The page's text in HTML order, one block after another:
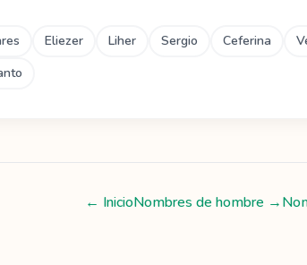
Eliezer Liher Sergio Ceferina
← InicioNombres de hombre →